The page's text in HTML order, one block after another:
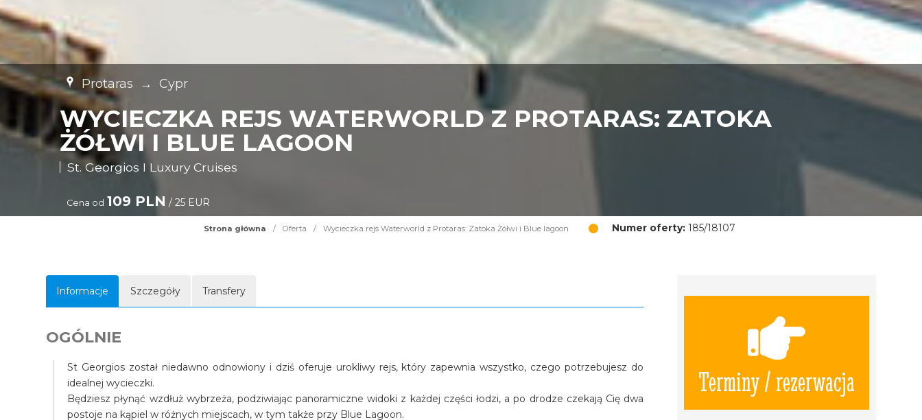
Protaras → Cypr
WYCIECZKA REJS WATERWORLD Z PROTARAS: ZATOKA
ŻÓŁWI I BLUE LAGOON
St. Georgios I Luxury Cruises
Cena od 109 PLN / 25 EUR
Strona główna / Oferta / Wycieczka rejs Waterworld z Protaras: Zatoka Żółwi i Blue lagoon Numer oferty: 185/18107
Terminy / rezerwacja
Informacje Szczegóły Transfery
OGÓLNIE
St Georgios został niedawno odnowiony i dziś oferuje urokliwy rejs, który zapewnia wszystko, czego potrzebujesz do
idealnej wycieczki.
Będziesz płynąć wzdłuż wybrzeża, podziwiając panoramiczne widoki z każdej części łodzi, a po drodze czekają Cię dwa
postoje na kąpiel w różnych miejscach, w tym także przy Blue Lagoon.